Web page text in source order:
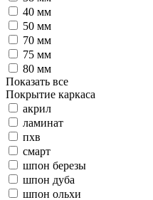
40 мм
50 мм
70 мм
75 мм
80 мм
Показать все
Покрытие каркаса
акрил
ламинат
пхв
смарт
шпон березы
шпон дуба
шпон ольхи